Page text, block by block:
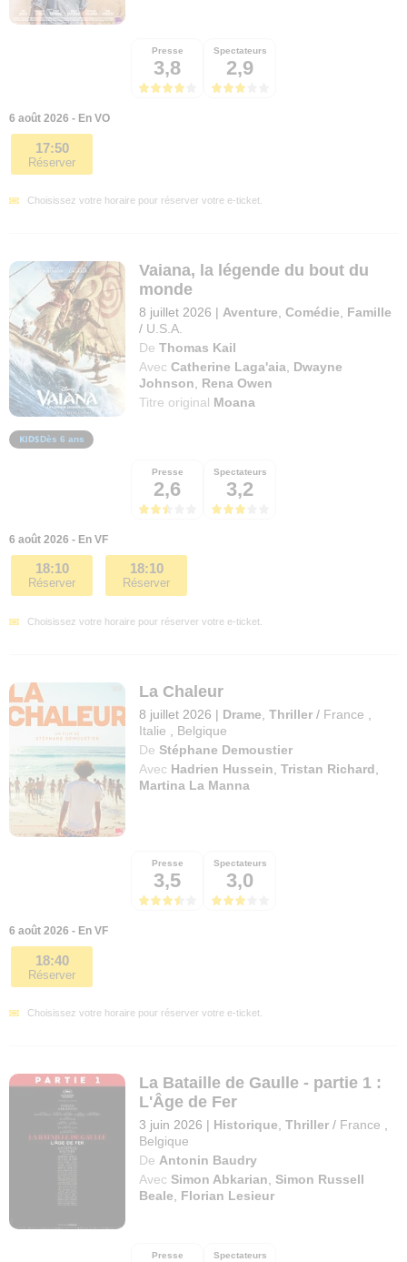
Presse
3,8
Spectateurs
2,9
6 août 2026 - En VO
17:50
Réserver
Choisissez votre horaire pour réserver votre e-ticket.
Vaiana, la légende du bout du
monde
8 juillet 2026 | Aventure ,Comédie
Famille
/ U.S.A.
De Thomas Kail
Avec Catherine Laga'aia
Dwayne
Johnson
Rena Owen
Titre original Moana
Dès 6 ans
Presse
2,6
Spectateurs
3,2
6 août 2026 - En VF
18:10
Réserver
18:10
Réserver
Choisissez votre horaire pour réserver votre e-ticket.
La Chaleur
8 juillet 2026 | Drame ,Thriller / France
Italie
Belgique
De Stéphane Demoustier
Avec Hadrien Hussein ,Tristan Richard
Martina La Manna
Presse
3,5
Spectateurs
3,0
6 août 2026 - En VF
18:40
Réserver
Choisissez votre horaire pour réserver votre e-ticket.
La Bataille de Gaulle - partie 1 :
L'Âge de Fer
3 juin 2026 | Historique ,Thriller / France
Belgique
De Antonin Baudry
Avec Simon Abkarian ,Simon Russell
Beale
Florian Lesieur
Presse Spectateurs